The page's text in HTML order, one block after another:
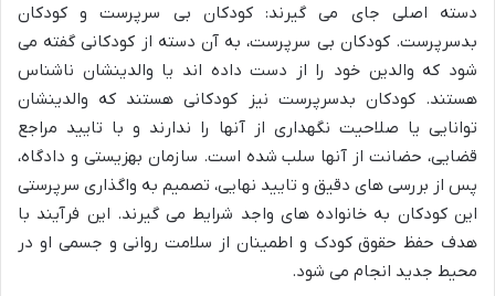
دسته اصلی جای می گیرند: کودکان بی سرپرست و کودکان
بدسرپرست. کودکان بی سرپرست، به آن دسته از کودکانی گفته می
شود که والدین خود را از دست داده اند یا والدینشان ناشناس
هستند. کودکان بدسرپرست نیز کودکانی هستند که والدینشان
توانایی یا صلاحیت نگهداری از آنها را ندارند و با تایید مراجع
قضایی، حضانت از آنها سلب شده است. سازمان بهزیستی و دادگاه،
پس از بررسی های دقیق و تایید نهایی، تصمیم به واگذاری سرپرستی
این کودکان به خانواده های واجد شرایط می گیرند. این فرآیند با
هدف حفظ حقوق کودک و اطمینان از سلامت روانی و جسمی او در
محیط جدید انجام می شود.